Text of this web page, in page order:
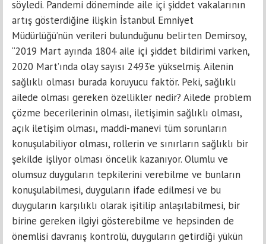
söyledi. Pandemi döneminde aile içi şiddet vakalarının
artış gösterdiğine ilişkin İstanbul Emniyet
Müdürlüğü’nün verileri bulunduğunu belirten Demirsoy,
“2019 Mart ayında 1804 aile içi şiddet bildirimi varken,
2020 Mart’ında olay sayısı 2493’e yükselmiş. Ailenin
sağlıklı olması burada koruyucu faktör. Peki, sağlıklı
ailede olması gereken özellikler nedir? Ailede problem
çözme becerilerinin olması, iletişimin sağlıklı olması,
açık iletişim olması, maddi-manevi tüm sorunların
konuşulabiliyor olması, rollerin ve sınırların sağlıklı bir
şekilde işliyor olması öncelik kazanıyor. Olumlu ve
olumsuz duyguların tepkilerini verebilme ve bunların
konuşulabilmesi, duyguların ifade edilmesi ve bu
duyguların karşılıklı olarak işitilip anlaşılabilmesi, bir
birine gereken ilgiyi gösterebilme ve hepsinden de
önemlisi davranış kontrolü, duyguların getirdiği yükün